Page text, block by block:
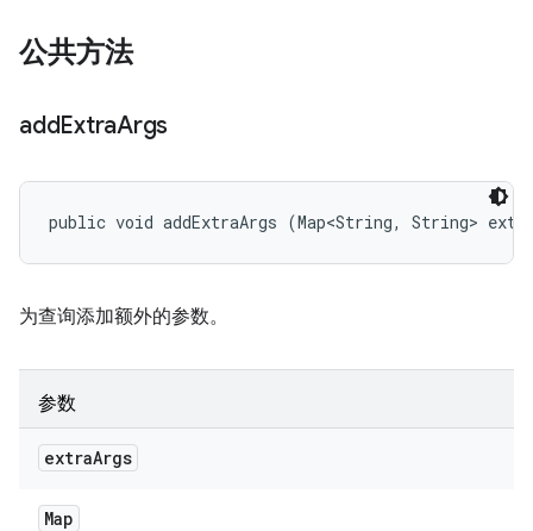
公共方法
addExtraArgs
public void addExtraArgs (Map<String, String>
为查询添加额外的参数。
参数
extraArgs
Map